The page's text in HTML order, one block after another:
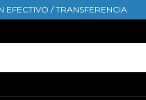
EFECTIVO / TRANSFERENCIA